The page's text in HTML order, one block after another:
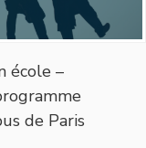
école –
de Paris